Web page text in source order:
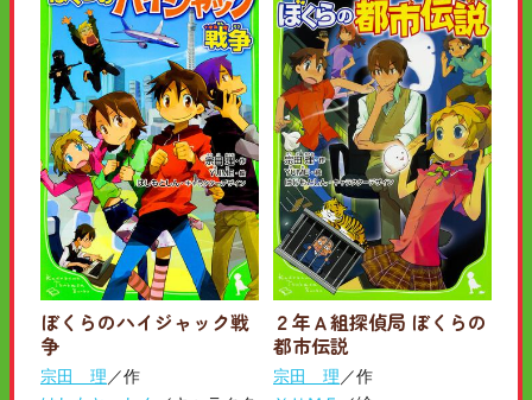
ぼくらのハイジャック戦
争
宗田 理／作
２年Ａ組探偵局 ぼくらの
都市伝説
宗田 理／作